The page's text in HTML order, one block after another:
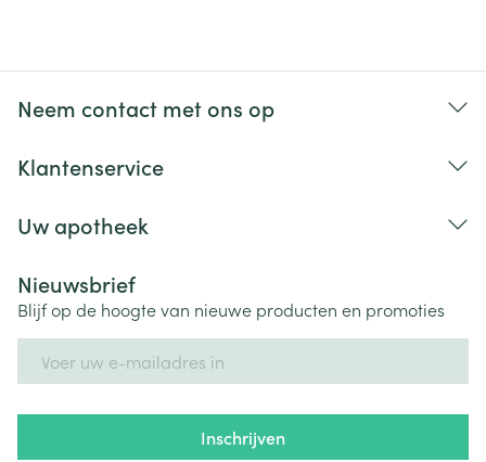
Neem contact met ons op
Klantenservice
Uw apotheek
Nieuwsbrief
Blijf op de hoogte van nieuwe producten en promoties
Inschrijven